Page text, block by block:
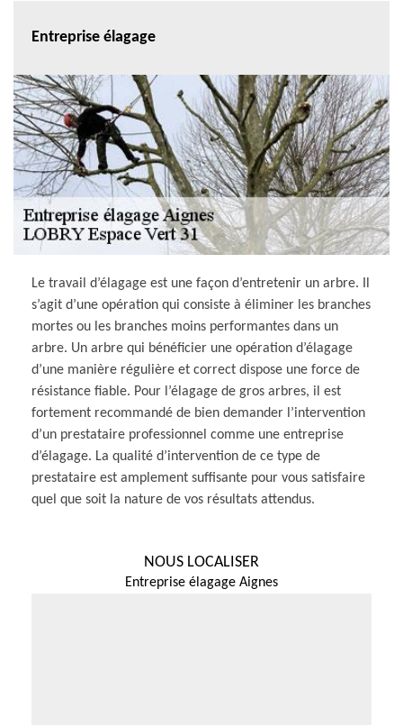
Entreprise élagage
Le travail d’élagage est une façon d’entretenir un arbre. Il
s’agit d’une opération qui consiste à éliminer les branches
mortes ou les branches moins performantes dans un
arbre. Un arbre qui bénéficier une opération d’élagage
d’une manière régulière et correct dispose une force de
résistance fiable. Pour l’élagage de gros arbres, il est
fortement recommandé de bien demander l’intervention
d’un prestataire professionnel comme une entreprise
d’élagage. La qualité d’intervention de ce type de
prestataire est amplement suffisante pour vous satisfaire
quel que soit la nature de vos résultats attendus.
NOUS LOCALISER
Entreprise élagage Aignes